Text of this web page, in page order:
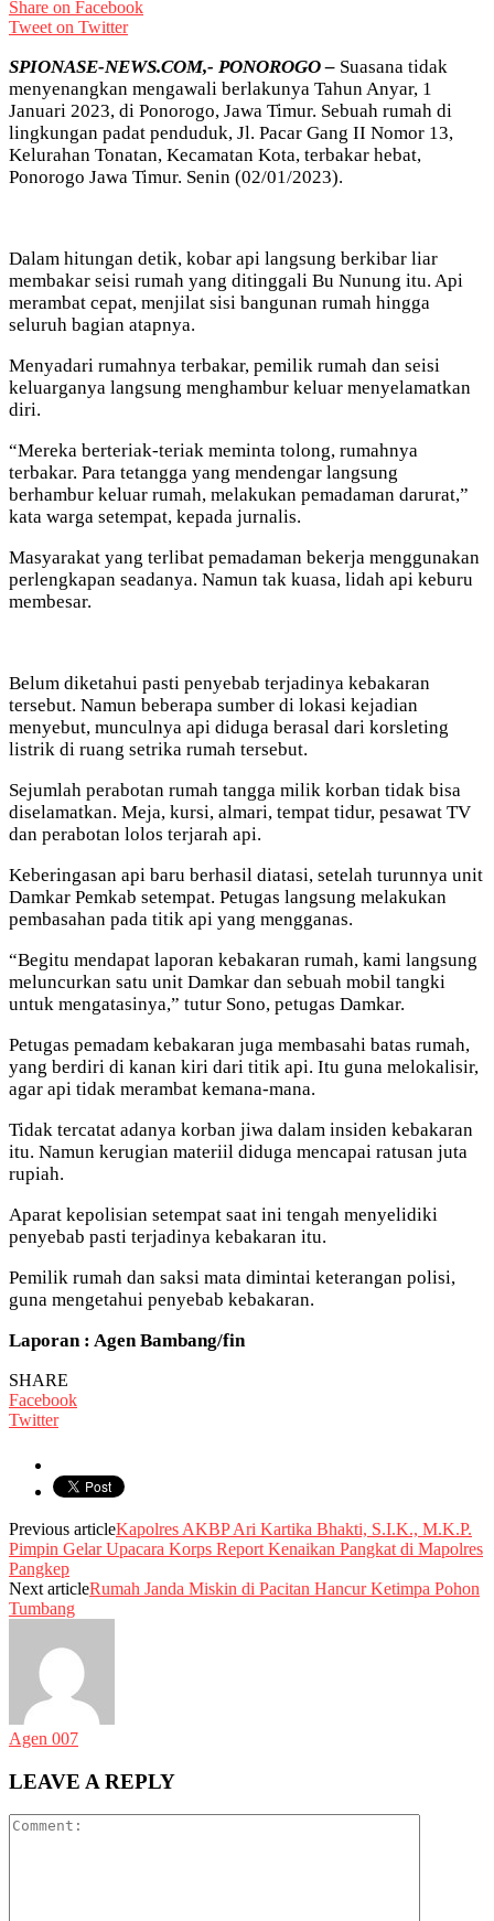
Share on Facebook
Tweet on Twitter
SPIONASE-NEWS.COM,- PONOROGO – Suasana tidak
menyenangkan mengawali berlakunya Tahun Anyar, 1
Januari 2023, di Ponorogo, Jawa Timur. Sebuah rumah di
lingkungan padat penduduk, Jl. Pacar Gang II Nomor 13,
Kelurahan Tonatan, Kecamatan Kota, terbakar hebat,
Ponorogo Jawa Timur. Senin (02/01/2023).
Dalam hitungan detik, kobar api langsung berkibar liar
membakar seisi rumah yang ditinggali Bu Nunung itu. Api
merambat cepat, menjilat sisi bangunan rumah hingga
seluruh bagian atapnya.
Menyadari rumahnya terbakar, pemilik rumah dan seisi
keluarganya langsung menghambur keluar menyelamatkan
diri.
“Mereka berteriak-teriak meminta tolong, rumahnya
terbakar. Para tetangga yang mendengar langsung
berhambur keluar rumah, melakukan pemadaman darurat,”
kata warga setempat, kepada jurnalis.
Masyarakat yang terlibat pemadaman bekerja menggunakan
perlengkapan seadanya. Namun tak kuasa, lidah api keburu
membesar.
Belum diketahui pasti penyebab terjadinya kebakaran
tersebut. Namun beberapa sumber di lokasi kejadian
menyebut, munculnya api diduga berasal dari korsleting
listrik di ruang setrika rumah tersebut.
Sejumlah perabotan rumah tangga milik korban tidak bisa
diselamatkan. Meja, kursi, almari, tempat tidur, pesawat TV
dan perabotan lolos terjarah api.
Keberingasan api baru berhasil diatasi, setelah turunnya unit
Damkar Pemkab setempat. Petugas langsung melakukan
pembasahan pada titik api yang mengganas.
“Begitu mendapat laporan kebakaran rumah, kami langsung
meluncurkan satu unit Damkar dan sebuah mobil tangki
untuk mengatasinya,” tutur Sono, petugas Damkar.
Petugas pemadam kebakaran juga membasahi batas rumah,
yang berdiri di kanan kiri dari titik api. Itu guna melokalisir,
agar api tidak merambat kemana-mana.
Tidak tercatat adanya korban jiwa dalam insiden kebakaran
itu. Namun kerugian materiil diduga mencapai ratusan juta
rupiah.
Aparat kepolisian setempat saat ini tengah menyelidiki
penyebab pasti terjadinya kebakaran itu.
Pemilik rumah dan saksi mata dimintai keterangan polisi,
guna mengetahui penyebab kebakaran.
Laporan : Agen Bambang/fin
SHARE
Facebook
Twitter
Previous articleKapolres AKBP Ari Kartika Bhakti, S.I.K., M.K.P.
Pimpin Gelar Upacara Korps Report Kenaikan Pangkat di Mapolres
Pangkep
Next articleRumah Janda Miskin di Pacitan Hancur Ketimpa Pohon
Tumbang
Agen 007
LEAVE A REPLY